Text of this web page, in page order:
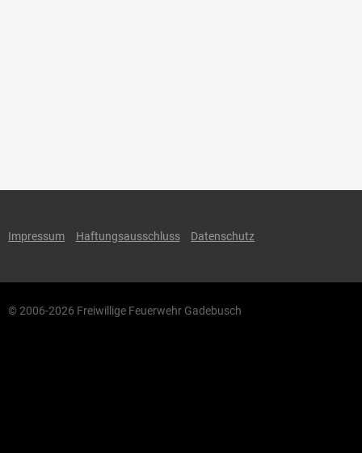
Impressum Haftungsausschluss Datenschutz
© 2006-2026 Freiwillige Feuerwehr Gadebusch